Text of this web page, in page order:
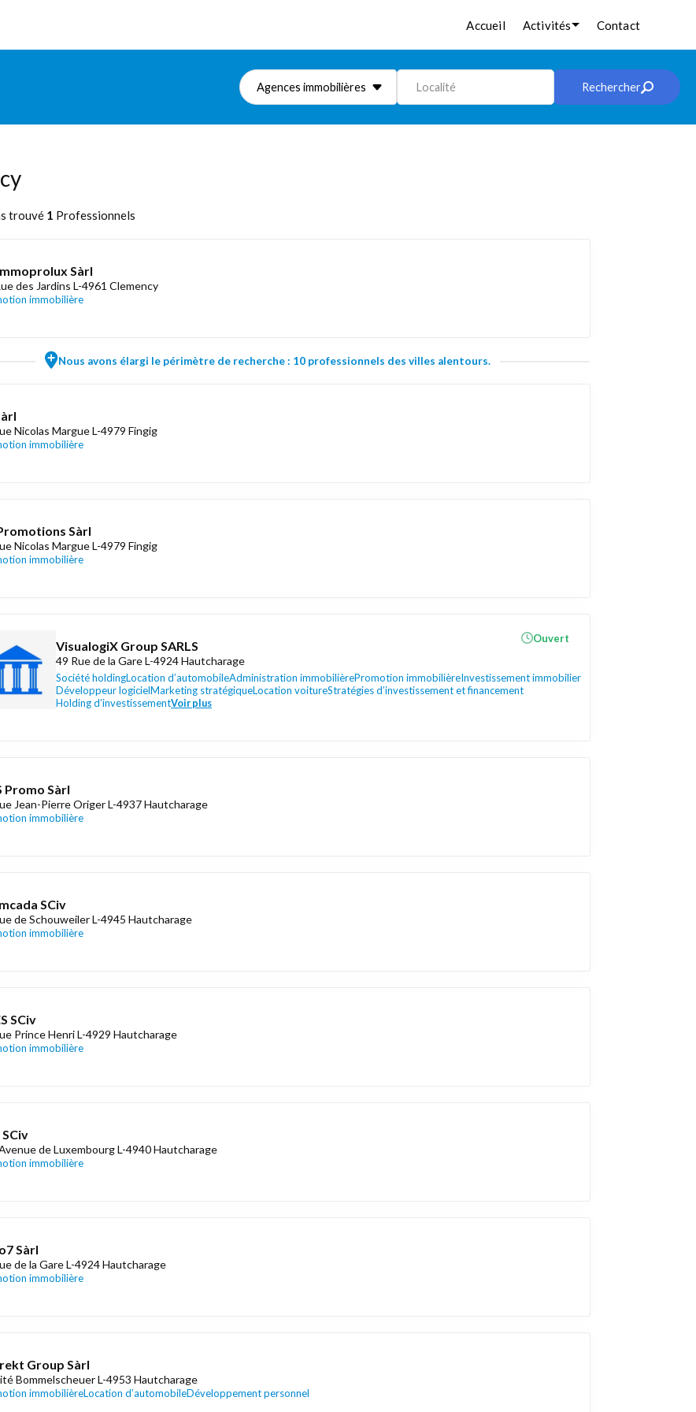
Accueil Activités Contact
Agences immobilières Localité Rechercher
trouvé 1 Professionnels
Sàrl
des Jardins L-4961 Clemency
immobilière
Nous avons élargi le périmètre de recherche : 10 professionnels des villes alentours.
Nicolas Margue L-4979 Fingig
immobilière
Sàrl
Nicolas Margue L-4979 Fingig
immobilière
VisualogiX Group SARLS
49 Rue de la Gare L-4924 Hautcharage
Société holdingLocation d’automobileAdministration immobilièrePromotion immobilièreInvestissement immobilier
Développeur logicielMarketing stratégiqueLocation voitureStratégies d’investissement et financement
Holding d’investissementVoir plus
Ouvert
Promo Sàrl
Jean-Pierre Origer L-4937 Hautcharage
immobilière
SCiv
de Schouweiler L-4945 Hautcharage
immobilière
SCiv
Prince Henri L-4929 Hautcharage
immobilière
de Luxembourg L-4940 Hautcharage
immobilière
Sàrl
de la Gare L-4924 Hautcharage
immobilière
Group Sàrl
Bommelscheuer L-4953 Hautcharage
immobilièreLocation d’automobileDéveloppement personnel